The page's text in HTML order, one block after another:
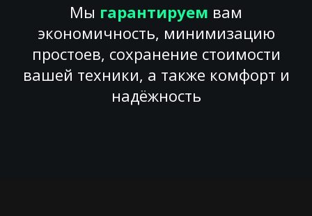
Мы гарантируем вам
экономичность, минимизацию
простоев, сохранение стоимости
вашей техники, а также комфорт и
надёжность